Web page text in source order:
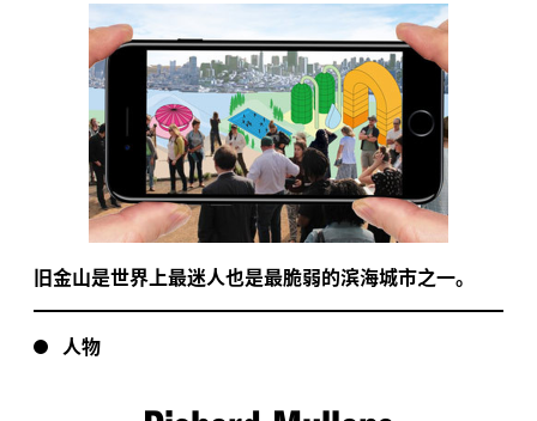
旧金山是世界上最迷人也是最脆弱的滨海城市之一。
人物